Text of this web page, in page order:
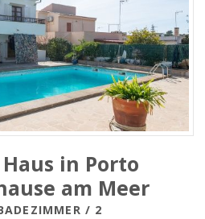
in Porto
am Meer
/ 2